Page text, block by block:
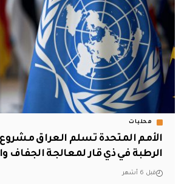
محليات
الأمم المتحدة تسلم العراق مشروع
الرطبة في ذي قار لمعالجة الجفاف
قبل 6 أشهر